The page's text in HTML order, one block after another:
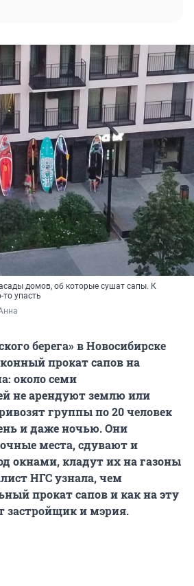
домов, об которые сушат сапы. К
упасть
берега» в Новосибирске
прокат сапов на
около семи
не арендуют землю или
группы по 20 человек
и даже ночью. Они
места, сдувают и
окнами, кладут их на газоны
НГС узнала, чем
прокат сапов и как на эту
застройщик и мэрия.